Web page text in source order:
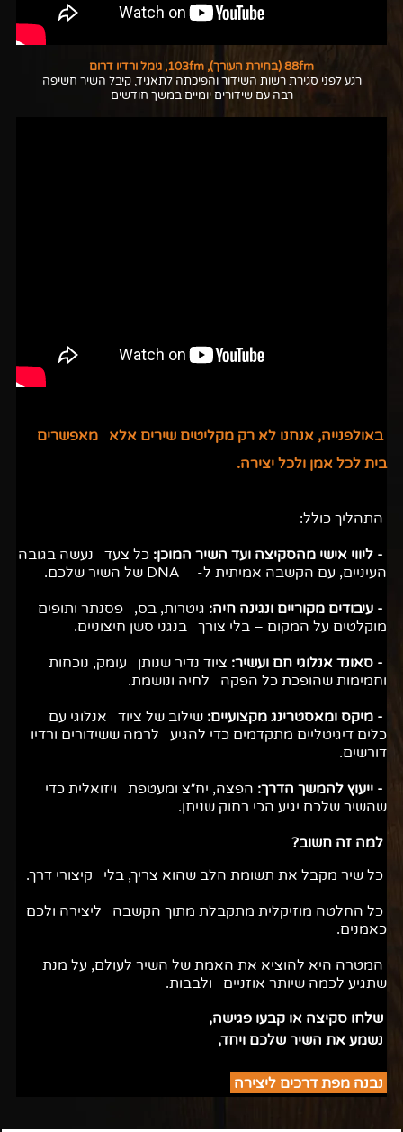
רגע לפני סגירת רשות השידור והפיכתה לתאגיד, קיבל השיר חשיפה
רבה עם שידורים יומיים במשך חודשים
באולפנייה, אנחנו לא רק מקליטים שירים אלא מאפשרים
בית לכל אמן ולכל יצירה.
התהליך כולל:
- ליווי אישי מהסקיצה ועד השיר המוכן: כל צעד נעשה בגובה
העיניים, עם הקשבה אמיתית ל- DNA של השיר שלכם.
- עיבודים מקוריים ונגינה חיה: גיטרות, בס, פסנתר ותופים
מוקלטים על המקום – בלי צורך בנגני סשן חיצוניים.
- סאונד אנלוגי חם ועשיר: ציוד נדיר שנותן עומק, נוכחות
וחמימות שהופכת כל הפקה לחיה ונושמת.
- מיקס ומאסטרינג מקצועיים: שילוב של ציוד אנלוגי עם
כלים דיגיטליים מתקדמים כדי להגיע לרמה ששידורים ורדיו
דורשים.
- ייעוץ להמשך הדרך: הפצה, יח״צ ומעטפת ויזואלית כדי
שהשיר שלכם יגיע הכי רחוק שניתן.
למה זה חשוב?
כל שיר מקבל את תשומת הלב שהוא צריך, בלי קיצורי דרך.
כל החלטה מוזיקלית מתקבלת מתוך הקשבה ליצירה ולכם
כאמנים.
המטרה היא להוציא את האמת של השיר לעולם, על מנת
שתגיע לכמה שיותר אוזניים ולבבות.
שלחו סקיצה או קבעו פגישה,
נשמע את השיר שלכם ויחד,
נבנה מפת דרכים ליצירה